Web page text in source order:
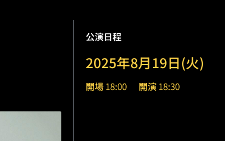
公演日程
2025年8月19日(火)
開場18:00 開演18:30